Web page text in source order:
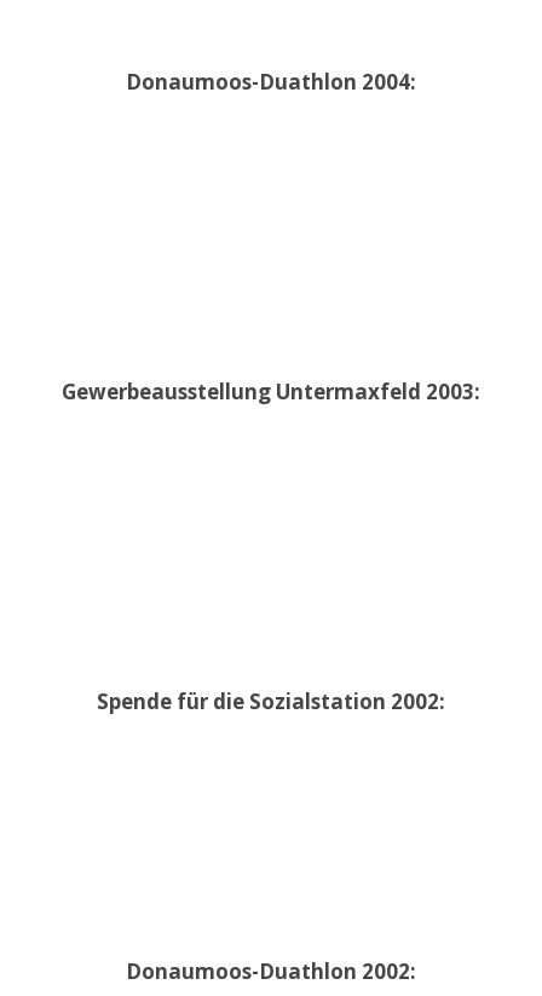
Donaumoos-Duathlon 2004:
Gewerbeausstellung Untermaxfeld 2003:
Spende für die Sozialstation 2002:
Donaumoos-Duathlon 2002: